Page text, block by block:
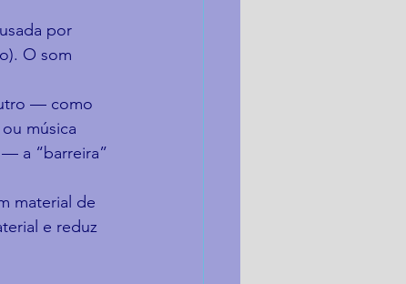
por
O som
— como
música
a “barreira”
material de
e reduz